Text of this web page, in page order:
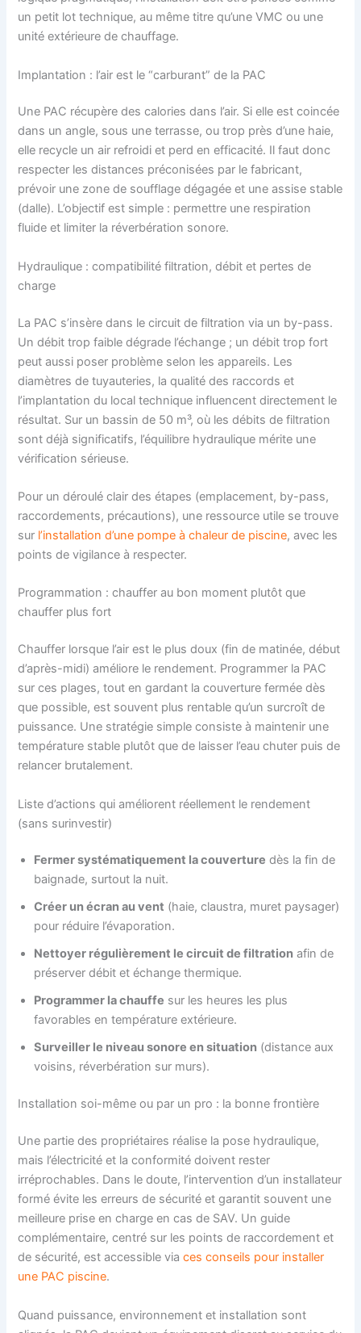
un petit lot technique, au même titre qu’une VMC ou une
unité extérieure de chauffage.
Implantation : l’air est le “carburant” de la PAC
Une PAC récupère des calories dans l’air. Si elle est coincée
dans un angle, sous une terrasse, ou trop près d’une haie,
elle recycle un air refroidi et perd en efficacité. Il faut donc
respecter les distances préconisées par le fabricant,
prévoir une zone de soufflage dégagée et une assise stable
(dalle). L’objectif est simple : permettre une respiration
fluide et limiter la réverbération sonore.
Hydraulique : compatibilité filtration, débit et pertes de
charge
La PAC s’insère dans le circuit de filtration via un by-pass.
Un débit trop faible dégrade l’échange ; un débit trop fort
peut aussi poser problème selon les appareils. Les
diamètres de tuyauteries, la qualité des raccords et
l’implantation du local technique influencent directement le
résultat. Sur un bassin de 50 m³, où les débits de filtration
sont déjà significatifs, l’équilibre hydraulique mérite une
vérification sérieuse.
Pour un déroulé clair des étapes (emplacement, by-pass,
raccordements, précautions), une ressource utile se trouve
sur l’installation d’une pompe à chaleur de piscine, avec les
points de vigilance à respecter.
Programmation : chauffer au bon moment plutôt que
chauffer plus fort
Chauffer lorsque l’air est le plus doux (fin de matinée, début
d’après-midi) améliore le rendement. Programmer la PAC
sur ces plages, tout en gardant la couverture fermée dès
que possible, est souvent plus rentable qu’un surcroît de
puissance. Une stratégie simple consiste à maintenir une
température stable plutôt que de laisser l’eau chuter puis de
relancer brutalement.
Liste d’actions qui améliorent réellement le rendement
(sans surinvestir)
Fermer systématiquement la couverture dès la fin de
baignade, surtout la nuit.
Créer un écran au vent (haie, claustra, muret paysager)
pour réduire l’évaporation.
Nettoyer régulièrement le circuit de filtration afin de
préserver débit et échange thermique.
Programmer la chauffe sur les heures les plus
favorables en température extérieure.
Surveiller le niveau sonore en situation (distance aux
voisins, réverbération sur murs).
Installation soi-même ou par un pro : la bonne frontière
Une partie des propriétaires réalise la pose hydraulique,
mais l’électricité et la conformité doivent rester
irréprochables. Dans le doute, l’intervention d’un installateur
formé évite les erreurs de sécurité et garantit souvent une
meilleure prise en charge en cas de SAV. Un guide
complémentaire, centré sur les points de raccordement et
de sécurité, est accessible viaces conseils pour installer
une PAC piscine.
Quand puissance, environnement et installation sont